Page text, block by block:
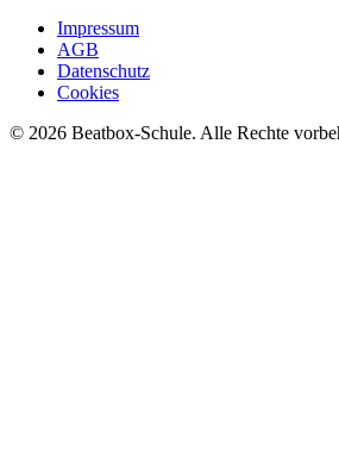
Impressum
AGB
Datenschutz
Cookies
© 2026 Beatbox-Schule. Alle Rechte